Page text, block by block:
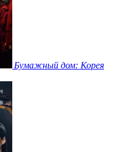
Бумажный дом: Корея